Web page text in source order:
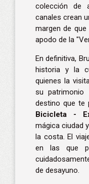
colección de
canales crean
margen de
apodo de la
En definitiva,
historia y la
quienes la
su patrimonio
destino que te
Bicicleta -
mágica ciudad
la costa. El
en las que
de desayuno.